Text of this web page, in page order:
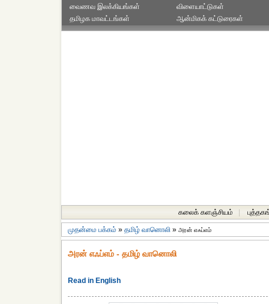
வைணவ இலக்கியங்கள்
தமிழக மாவட்டங்கள்
விளையாட்டுகள்
ஆன்மிகக் கட்டுரைகள்
கலைக் களஞ்சியம்
முதன்மை பக்கம் » தமிழ் வானொலி » அரன் எஃப்எம்
அரன் எஃப்எம் - தமிழ் வானொலி
Read in English